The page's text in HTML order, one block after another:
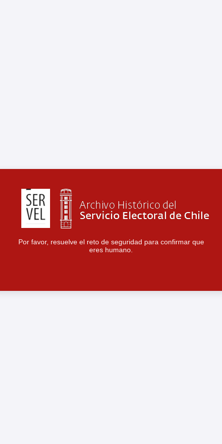
Por favor, resuelve el reto de seguridad para confirmar que
eres humano.